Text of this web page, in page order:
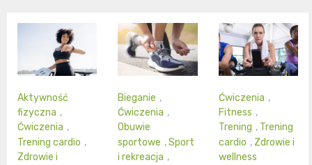
Aktywność
fizyczna ,
Ćwiczenia ,
Trening cardio ,
Zdrowie i
Bieganie ,
Ćwiczenia ,
Obuwie
sportowe ,Sport
i rekreacja ,
Ćwiczenia ,
Fitness ,
Trening , Trening
cardio , Zdrowie i
wellness